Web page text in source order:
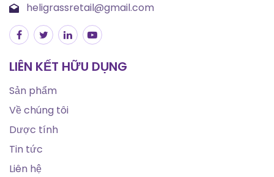
heligrassretail@gmail.com
LIÊN KẾT HỮU DỤNG
Sản phẩm
Về chúng tôi
Dược tính
Tin tức
Liên hệ